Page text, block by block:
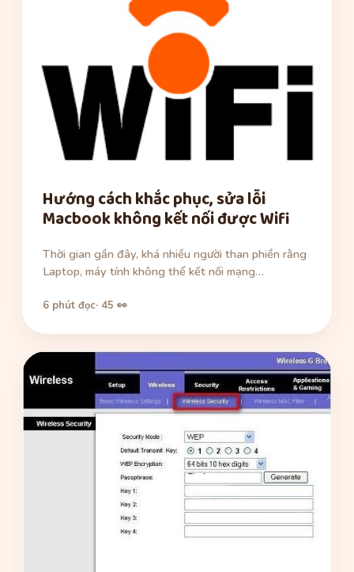
Hướng cách khắc phục, sửa lỗi
Macbook không kết nối được Wifi
Thời gian gần đây, khá nhiều người than phiền rằng
Laptop, máy tính không thể kết nối mạng…
6 phút đọc· 45 👀